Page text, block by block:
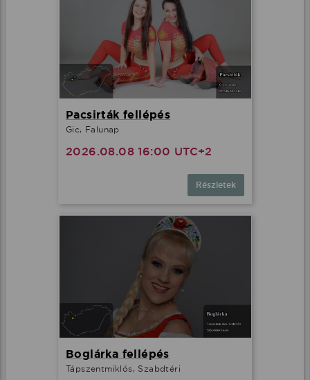
Pacsirták fellépés
Gic, Falunap
2026.08.08 16:00 UTC+2
Részletek
Boglárka fellépés
Tápszentmiklós, Szabdtéri